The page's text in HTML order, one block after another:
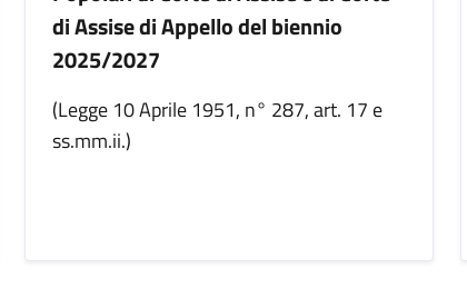
di Assise di Appello del biennio
2025/2027
(Legge 10 Aprile 1951, n° 287, art. 17 e
ss.mm.ii.)